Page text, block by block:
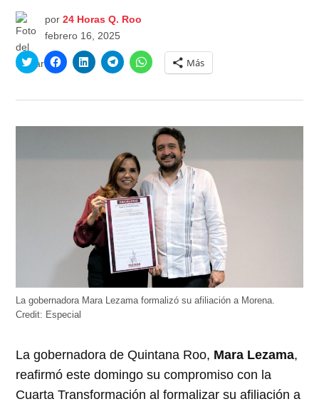
por 24 Horas Q. Roo
febrero 16, 2025
Haz
clic
en
abre
nueva)
Haz
clic
en
abre
nueva)
Haz
clic
en
abre
ventana
nueva)
Haz
clic
en
abre
ventana
nueva)
Haz
clic
para
en
abre
en
una
ventana
nueva)
Más
La gobernadora Mara Lezama formalizó su afiliación a Morena.
Credit: Especial
La gobernadora de Quintana Roo, Mara Lezama,
reafirmó este domingo su compromiso con la
Cuarta Transformación al formalizar su afiliación a